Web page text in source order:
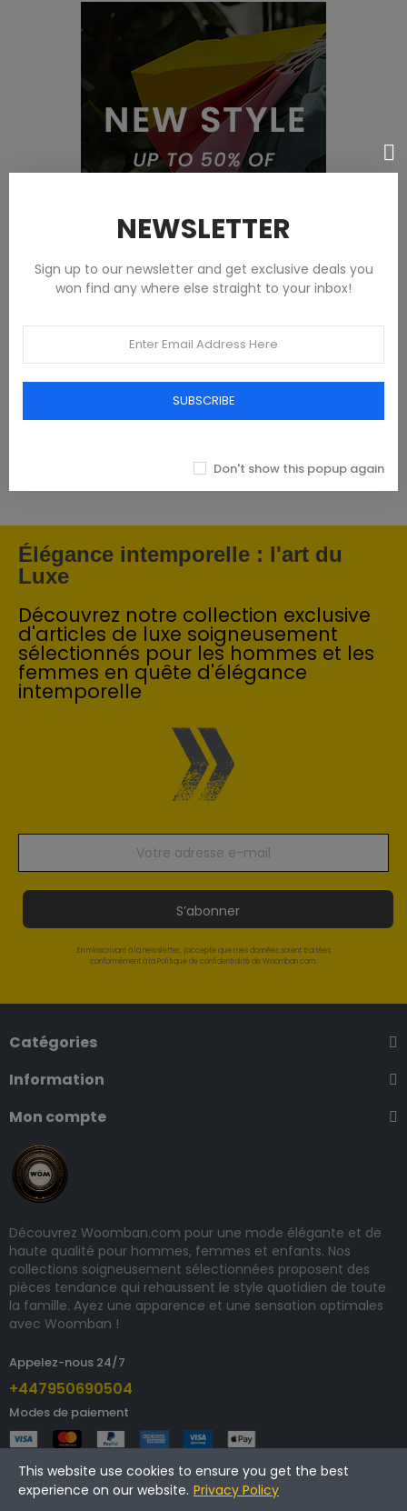
Featured products
Élégance intemporelle : l'art du
Luxe
Découvrez notre collection exclusive
d'articles de luxe soigneusement
sélectionnés pour les hommes et les
femmes en quête d'élégance
intemporelle
S’abonner
En m'inscrivant à la newsletter, j'accepte que mes données soient traitées
conformément à la Politique de confidentialité de Woomban.com.
Catégories
Information
Mon compte
Découvrez Woomban.com pour une mode élégante et de
haute qualité pour hommes, femmes et enfants. Nos
collections soigneusement sélectionnées proposent des
pièces tendance qui rehaussent le style quotidien de toute
la famille. Ayez une apparence et une sensation optimales
avec Woomban !
Appelez-nous 24/7
+447950690504
Modes de paiement
This website use cookies to ensure you get the best
experience on our website. Privacy Policy
NEWSLETTER
Sign up to our newsletter and get exclusive deals you
won find any where else straight to your inbox!
SUBSCRIBE
Don't show this popup again